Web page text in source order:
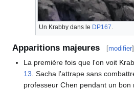
Un Krabby dans le DP167
Apparitions majeures [modifier]
La première fois que l'on voit
13. Sacha l'attrape sans
professeur Chen pendant un bon